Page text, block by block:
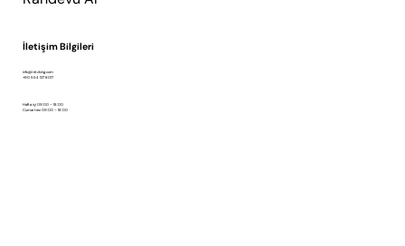
İletişim Bilgileri
info@retzking.com
+90 554 137 8017
Hafta içi 09:00 – 18:00
Cumartesi 09:00 – 18:00